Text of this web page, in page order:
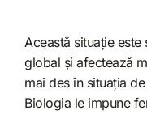
Această situație
global și afectează
mai des în situația
Biologia le impune